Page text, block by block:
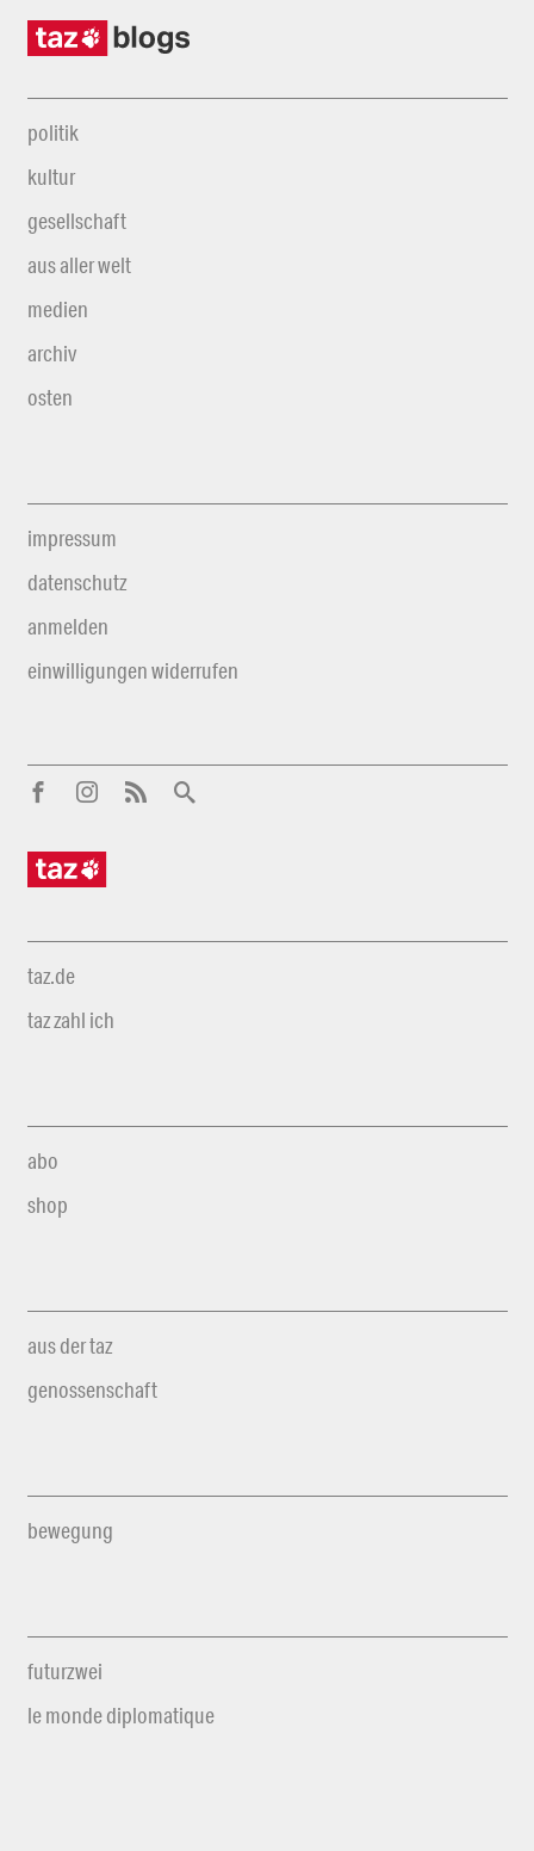
politik
kultur
gesellschaft
aus aller welt
medien
archiv
osten
impressum
datenschutz
anmelden
einwilligungen widerrufen
taz.de
taz zahl ich
abo
shop
aus der taz
genossenschaft
bewegung
futurzwei
le monde diplomatique